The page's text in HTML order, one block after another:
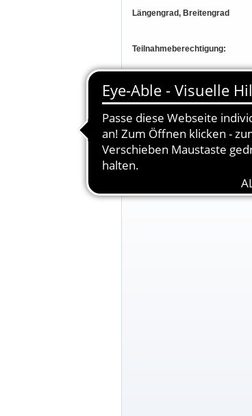
Längengrad, Breitengrad
Teilnahmeberechtigung:
Besondere Bestimmungen: